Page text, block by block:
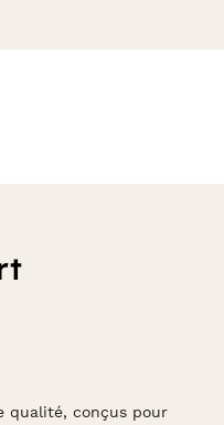
qualité, conçus pour